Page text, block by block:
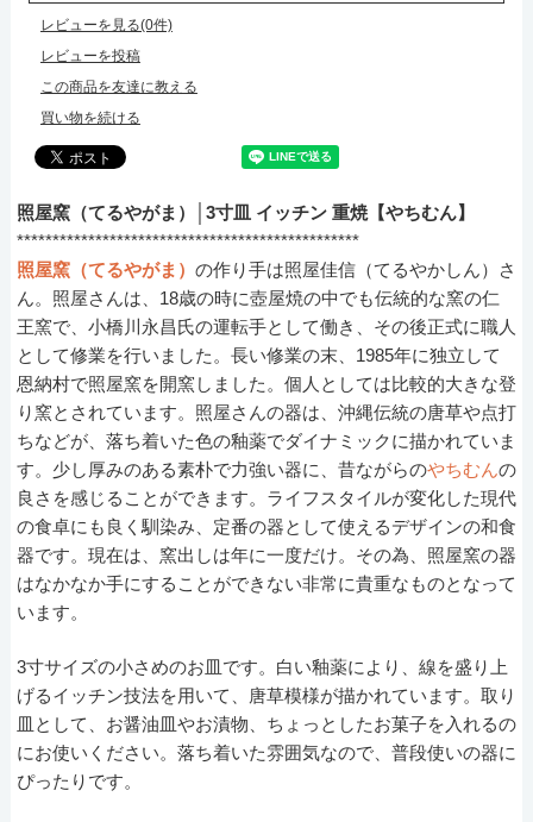
レビューを見る(0件)
レビューを投稿
この商品を友達に教える
買い物を続ける
照屋窯（てるやがま）│3寸皿 イッチン 重焼【やちむん】
************************************************
照屋窯（てるやがま） の作り手は照屋佳信（てるやかしん）さ
ん。照屋さんは、18歳の時に壺屋焼の中でも伝統的な窯の仁
王窯で、小橋川永昌氏の運転手として働き、その後正式に職人
として修業を行いました。長い修業の末、1985年に独立して
恩納村で照屋窯を開窯しました。個人としては比較的大きな登
り窯とされています。照屋さんの器は、沖縄伝統の唐草や点打
ちなどが、落ち着いた色の釉薬でダイナミックに描かれていま
す。少し厚みのある素朴で力強い器に、昔ながらのやちむんの
良さを感じることができます。ライフスタイルが変化した現代
の食卓にも良く馴染み、定番の器として使えるデザインの和食
器です。現在は、窯出しは年に一度だけ。その為、照屋窯の器
はなかなか手にすることができない非常に貴重なものとなって
います。
3寸サイズの小さめのお皿です。白い釉薬により、線を盛り上
げるイッチン技法を用いて、唐草模様が描かれています。取り
皿として、お醤油皿やお漬物、ちょっとしたお菓子を入れるの
にお使いください。落ち着いた雰囲気なので、普段使いの器に
ぴったりです。